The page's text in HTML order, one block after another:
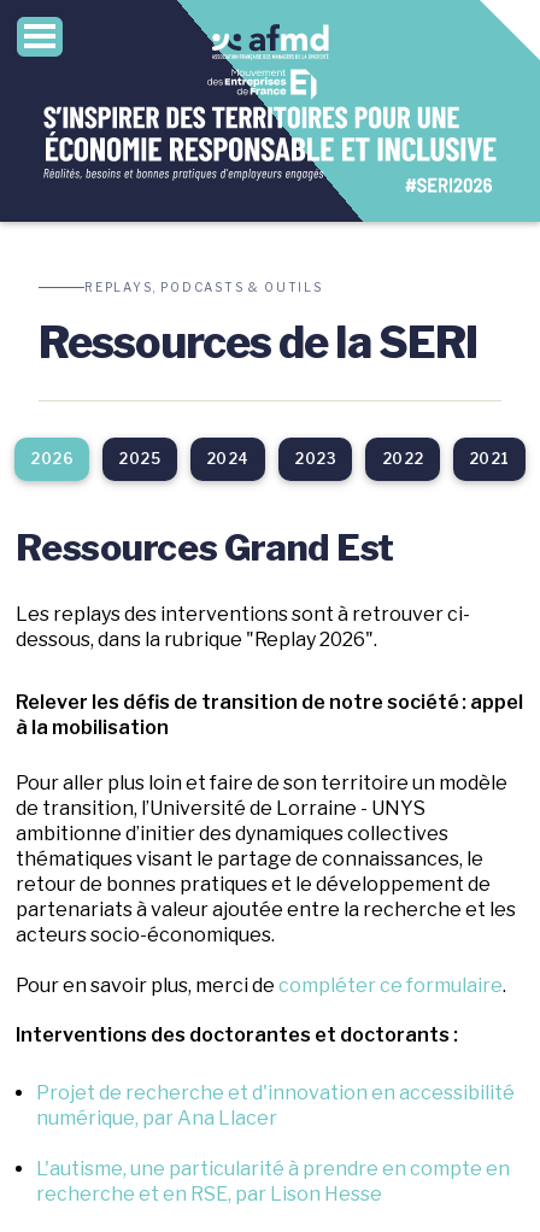
REPLAYS, PODCASTS & OUTILS
Ressources de la SERI
2026 2025 2024 2023 2022 2021
Ressources Grand Est
Les replays des interventions sont à retrouver ci-
dessous, dans la rubrique "Replay 2026".
Relever les défis de transition de notre société : appel
à la mobilisation
Pour aller plus loin et faire de son territoire un modèle
de transition, l’Université de Lorraine - UNYS
ambitionne d’initier des dynamiques collectives
thématiques visant le partage de connaissances, le
retour de bonnes pratiques et le développement de
partenariats à valeur ajoutée entre la recherche et les
acteurs socio-économiques.
Pour en savoir plus, merci de compléter ce formulaire.
Interventions des doctorantes et doctorants :
Projet de recherche et d'innovation en accessibilité
numérique, par Ana Llacer
L'autisme, une particularité à prendre en compte en
recherche et en RSE, par Lison Hesse